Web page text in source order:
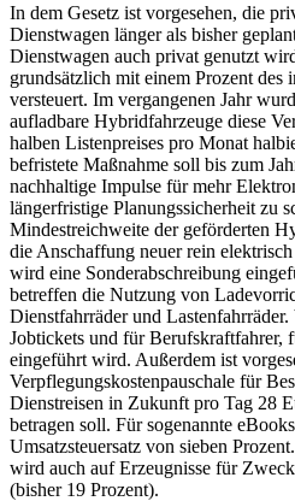
In dem Gesetz ist vorgesehen, die
Dienstwagen länger als bisher
Dienstwagen auch privat genutzt
grundsätzlich mit einem Prozent des
versteuert. Im vergangenen Jahr
aufladbare Hybridfahrzeuge diese
halben Listenpreises pro Monat
befristete Maßnahme soll bis zum
nachhaltige Impulse für mehr
längerfristige Planungssicherheit zu
Mindestreichweite der geförderten
die Anschaffung neuer rein
wird eine Sonderabschreibung
betreffen die Nutzung von
Dienstfahrräder und Lastenfahrräder.
Jobtickets und für Berufskraftfahrer,
eingeführt wird. Außerdem ist
Verpflegungskostenpauschale für
Dienstreisen in Zukunft pro Tag 28
betragen soll. Für sogenannte
Umsatzsteuersatz von sieben
wird auch auf Erzeugnisse für
(bisher 19 Prozent).